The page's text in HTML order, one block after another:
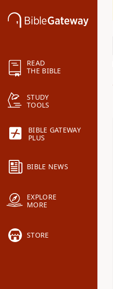
READ
THE BIBLE
STUDY
TOOLS
BIBLE GATEWAY
PLUS
BIBLE NEWS
EXPLORE
MORE
STORE